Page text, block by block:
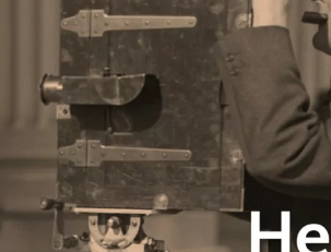
Le Vicomte aux pieds nus